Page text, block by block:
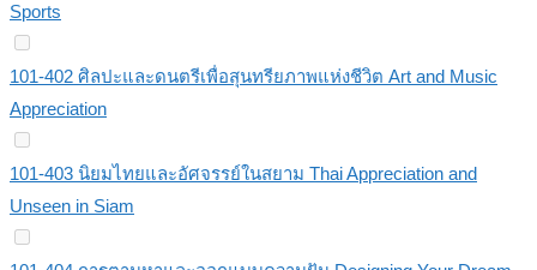
Sports
101-402 ศิลปะและดนตรีเพื่อสุนทรียภาพแห่งชีวิต Art and Music
Appreciation
101-403 นิยมไทยและอัศจรรย์ในสยาม Thai Appreciation and
Unseen in Siam